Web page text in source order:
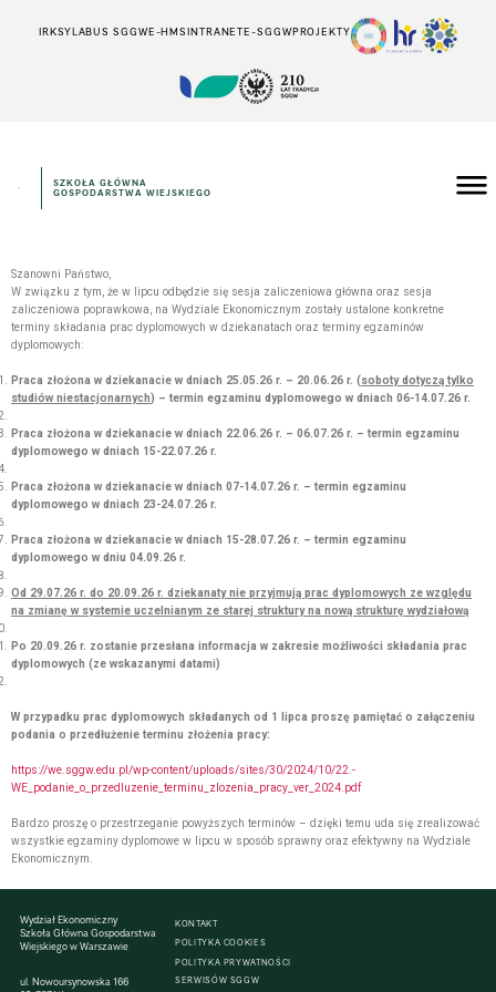
IRKSYLABUS SGGWE-HMSINTRANETE-SGGWPROJEKTY
SZKOŁA GŁÓWNA
GOSPODARSTWA WIEJSKIEGO
Szanowni Państwo,
W związku z tym, że w lipcu odbędzie się sesja zaliczeniowa główna oraz sesja
zaliczeniowa poprawkowa, na Wydziale Ekonomicznym zostały ustalone konkretne
terminy składania prac dyplomowych w dziekanatach oraz terminy egzaminów
dyplomowych:
Praca złożona w dziekanacie w dniach 25.05.26 r. – 20.06.26 r. (soboty dotyczą tylko
studiów niestacjonarnych) – termin egzaminu dyplomowego w dniach 06-14.07.26 r.
Praca złożona w dziekanacie w dniach 22.06.26 r. – 06.07.26 r. – termin egzaminu
dyplomowego w dniach 15-22.07.26 r.
Praca złożona w dziekanacie w dniach 07-14.07.26 r. – termin egzaminu
dyplomowego w dniach 23-24.07.26 r.
Praca złożona w dziekanacie w dniach 15-28.07.26 r. – termin egzaminu
dyplomowego w dniu 04.09.26 r.
Od 29.07.26 r. do 20.09.26 r. dziekanaty nie przyjmują prac dyplomowych ze względu
na zmianę w systemie uczelnianym ze starej struktury na nową strukturę wydziałową
Po 20.09.26 r. zostanie przesłana informacja w zakresie możliwości składania prac
dyplomowych (ze wskazanymi datami)
W przypadku prac dyplomowych składanych od 1 lipca proszę pamiętać o załączeniu
podania o przedłużenie terminu złożenia pracy:
https://we.sggw.edu.pl/wp-content/uploads/sites/30/2024/10/22.-
WE_podanie_o_przedluzenie_terminu_zlozenia_pracy_ver_2024.pdf
Bardzo proszę o przestrzeganie powyższych terminów – dzięki temu uda się zrealizować
wszystkie egzaminy dyplomowe w lipcu w sposób sprawny oraz efektywny na Wydziale
Ekonomicznym.
Wydział Ekonomiczny
Szkoła Główna Gospodarstwa
Wiejskiego w Warszawie
ul. Nowoursynowska 166
KONTAKT
POLITYKA COOKIES
POLITYKA PRYWATNOŚCI
SERWISÓW SGGW